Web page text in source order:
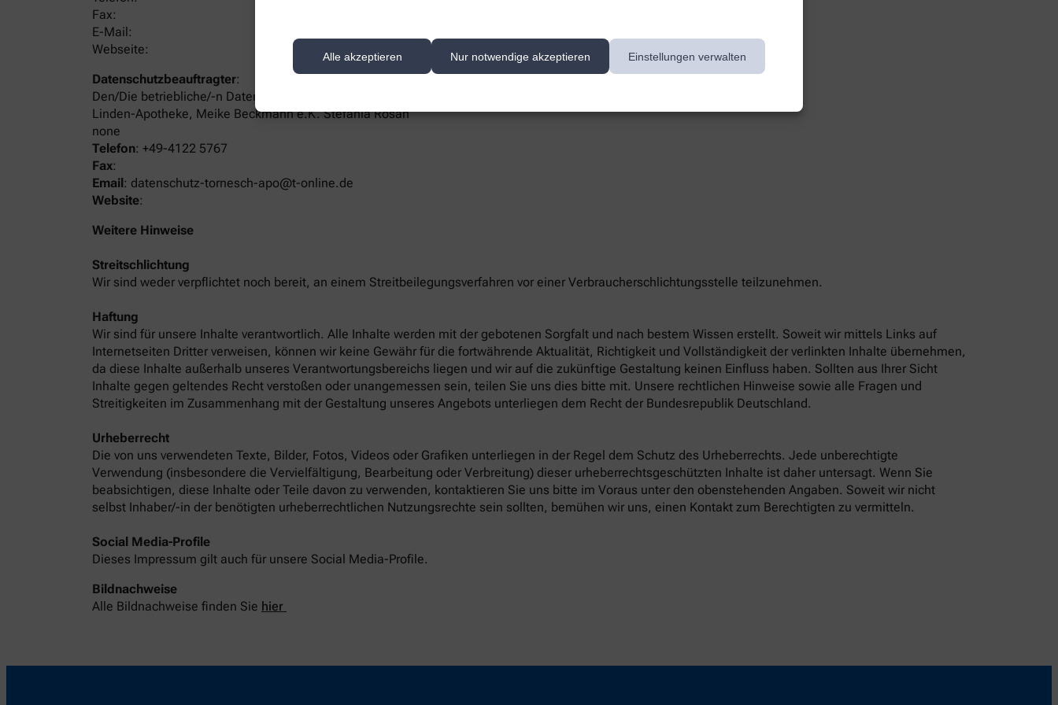
Alle akzeptieren Nur notwendige akzeptieren Einstellungen verwalten
Fax:
E-Mail:
Webseite:
Datenschutzbeauftragter:
Den/Die betriebliche/-n Datenschutzbeauftragte/-n unserer Apotheke können Sie hier erreichen:
Linden-Apotheke, Meike Beckmann e.K. Stefania Rosan
none
Telefon: +49-4122 5767
Fax:
Email: datenschutz-tornesch-apo@t-online.de
Website:
Weitere Hinweise
Streitschlichtung
Wir sind weder verpflichtet noch bereit, an einem Streitbeilegungsverfahren vor einer Verbraucherschlichtungsstelle teilzunehmen.
Haftung
Wir sind für unsere Inhalte verantwortlich. Alle Inhalte werden mit der gebotenen Sorgfalt und nach bestem Wissen erstellt. Soweit wir mittels Links auf
Internetseiten Dritter verweisen, können wir keine Gewähr für die fortwährende Aktualität, Richtigkeit und Vollständigkeit der verlinkten Inhalte übernehmen,
da diese Inhalte außerhalb unseres Verantwortungsbereichs liegen und wir auf die zukünftige Gestaltung keinen Einfluss haben. Sollten aus Ihrer Sicht
Inhalte gegen geltendes Recht verstoßen oder unangemessen sein, teilen Sie uns dies bitte mit. Unsere rechtlichen Hinweise sowie alle Fragen und
Streitigkeiten im Zusammenhang mit der Gestaltung unseres Angebots unterliegen dem Recht der Bundesrepublik Deutschland.
Urheberrecht
Die von uns verwendeten Texte, Bilder, Fotos, Videos oder Grafiken unterliegen in der Regel dem Schutz des Urheberrechts. Jede unberechtigte
Verwendung (insbesondere die Vervielfältigung, Bearbeitung oder Verbreitung) dieser urheberrechtsgeschützten Inhalte ist daher untersagt. Wenn Sie
beabsichtigen, diese Inhalte oder Teile davon zu verwenden, kontaktieren Sie uns bitte im Voraus unter den obenstehenden Angaben. Soweit wir nicht
selbst Inhaber/-in der benötigten urheberrechtlichen Nutzungsrechte sein sollten, bemühen wir uns, einen Kontakt zum Berechtigten zu vermitteln.
Social Media-Profile
Dieses Impressum gilt auch für unsere Social Media-Profile.
Bildnachweise
Alle Bildnachweise finden Sie hier